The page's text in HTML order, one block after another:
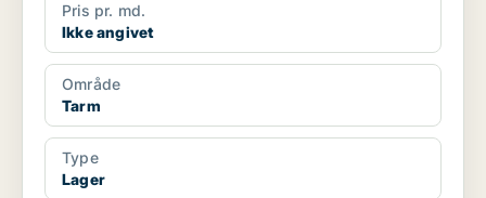
Pris pr. md.
Ikke angivet
Område
Tarm
Type
Lager